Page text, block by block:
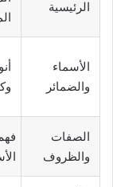
الرئيسية
الأسماء
والضمائر
الصفات
والظروف